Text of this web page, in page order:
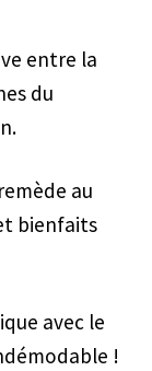
entre la
du
au
bienfaits
avec le
!